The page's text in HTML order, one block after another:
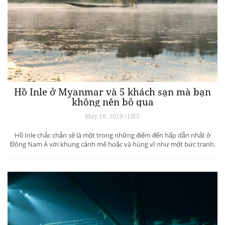
Hồ Inle ở Myanmar và 5 khách sạn mà bạn
không nên bỏ qua
May 18, 2019 / LIFE
Hồ Inle chắc chắn sẽ là một trong những điểm đến hấp dẫn nhất ở
Đông Nam Á với khung cảnh mê hoặc và hùng vĩ như một bức tranh.